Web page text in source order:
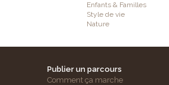
Enfants & Familles
Style de vie
Nature
Publier un parcours
Comment ça marche